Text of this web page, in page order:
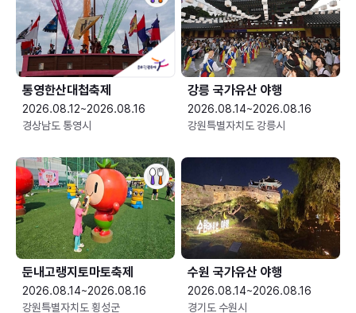
통영한산대첩축제
2026.08.12~2026.08.16
경상남도 통영시
강릉 국가유산 야행
2026.08.14~2026.08.16
강원특별자치도 강릉시
둔내고랭지토마토축제
2026.08.14~2026.08.16
강원특별자치도 횡성군
수원 국가유산 야행
2026.08.14~2026.08.16
경기도 수원시